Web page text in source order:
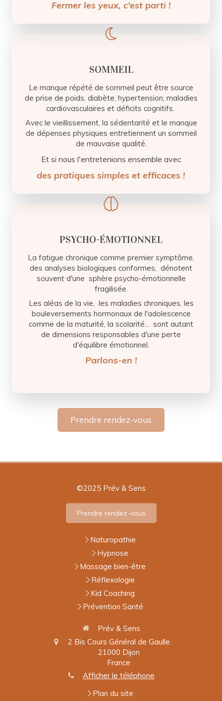
Fermer les yeux, c'est parti !
SOMMEIL
Le manque répété de sommeil peut être source
de prise de poids, diabète, hypertension, maladies
cardiovasculaires et déficits cognitifs.
Avec le vieillissement, la sédentarité et le manque
de dépenses physiques entretiennent un sommeil
de mauvaise qualité.
Et si nous l'entretenions ensemble avec
des pratiques simples et efficaces !
PSYCHO-ÉMOTIONNEL
La fatigue chronique comme premier symptôme,
des analyses biologiques conformes, dénotent
souvent d'une sphère psycho-émotionnelle
fragilisée.
Les aléas de la vie, les maladies chroniques, les
bouleversements hormonaux de l'adolescence
comme de la maturité, la scolarité... sont autant
de dimensions responsables d'une perte
d'équilibre émotionnel.
Parlons-en !
Prendre rendez-vous
©2025 Prév & Sens
Prendre rendez-vous
Naturopathie
Hypnose
Massage bien-être
Réflexologie
Kid Coaching
Prévention Santé
Prév & Sens
2 Bis Cours Général de Gaulle
21000 Dijon
France
Afficher le téléphone
Plan du site